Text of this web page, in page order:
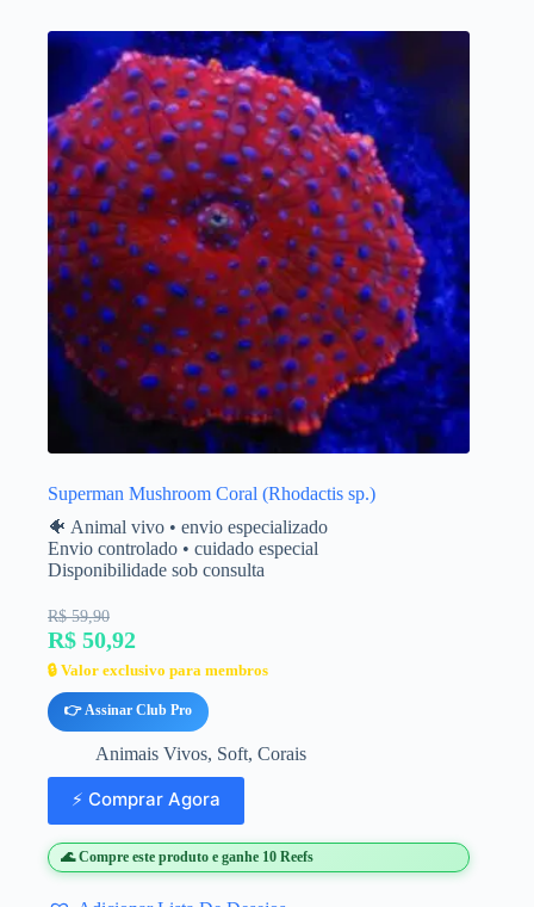
Superman Mushroom Coral (Rhodactis sp.)
🐠 Animal vivo • envio especializado
Envio controlado • cuidado especial
Disponibilidade sob consulta
R$ 59,90
R$ 50,92
🔒 Valor exclusivo para membros
👉 Assinar Club Pro
Animais Vivos, Soft, Corais
⚡ Comprar Agora
🌊 Compre este produto e ganhe 10 Reefs